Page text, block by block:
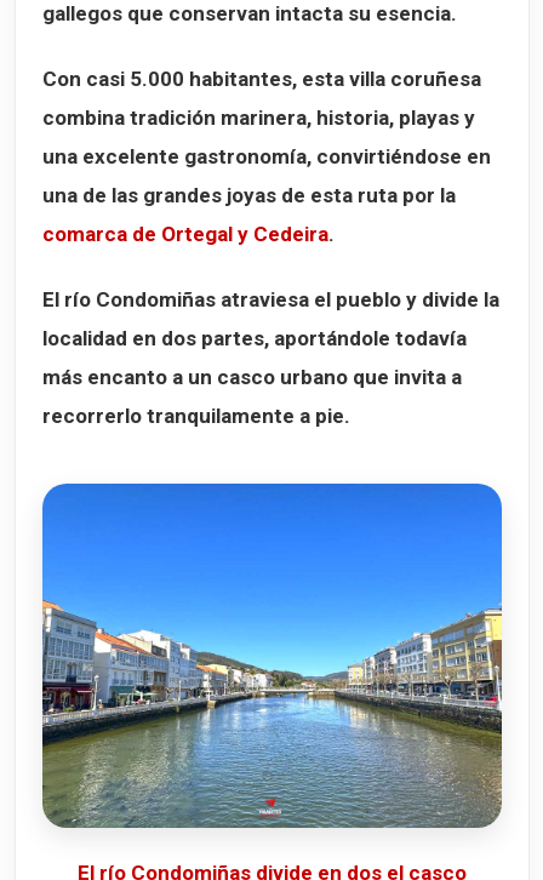
gallegos que conservan intacta su esencia.
Con casi 5.000 habitantes, esta villa coruñesa
combina tradición marinera, historia, playas y
una excelente gastronomía, convirtiéndose en
una de las grandes joyas de esta ruta por la
comarca de Ortegal y Cedeira.
El río Condomiñas atraviesa el pueblo y divide la
localidad en dos partes, aportándole todavía
más encanto a un casco urbano que invita a
recorrerlo tranquilamente a pie.
El río Condomiñas divide en dos el casco